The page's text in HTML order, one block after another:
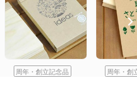
周年・創立記念品 周年・創